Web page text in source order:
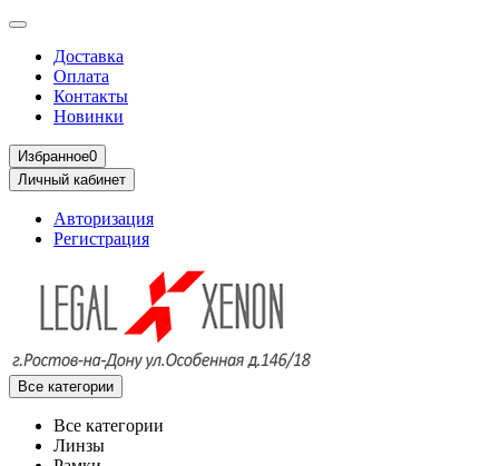
Доставка
Оплата
Контакты
Новинки
Избранное0
Личный кабинет
Авторизация
Регистрация
Все категории
Все категории
Линзы